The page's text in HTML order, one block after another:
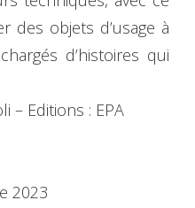
des objets d’usage à
d’histoires qui
– Editions : EPA
2023